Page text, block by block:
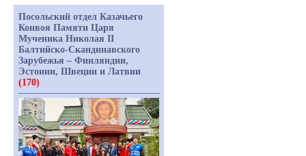
Посольский отдел Казачьего
Конвоя Памяти Царя
Мученика Николая II
Балтийско-Скандинавского
Зарубежья – Финляндии,
Эстонии, Швеции и Латвии
(170)